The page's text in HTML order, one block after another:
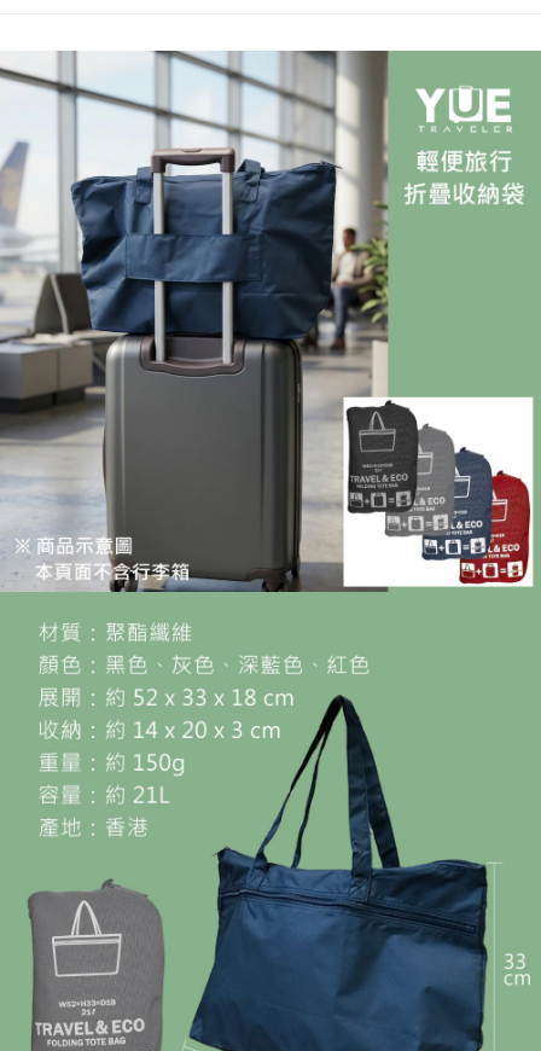
ATM／網路銀行／等多元方式進行付款，方視為交易完成。
※ 請注意：結帳手續完成當下不需立刻繳費，但若您需要取消訂單，請聯絡
購買商品的店家。未經商家同意取消之訂單仍視為有效，需透過AFTEE先享
後付繳納相關費用。
※ 交易是否成功請以「AFTEE先享後付 」之結帳頁面顯示為準，若有關於
是否繳費成功／繳費後需取消欲退款等相關疑問，請聯繫「AFTEE先享後付
客戶支援中心」https://netprotections.freshdesk.com/support/home
【注意事項】
１．透過由恩沛科技股份有限公司提供之「AFTEE先享後付」服務完成之交
易，需依本服務之必要範圍內提供個人資料，並將交易相關給付款項請求債
權轉讓予恩沛科技股份有限公司。
２．關於個人資料處理事宜，請瀏覽以下網址：
https://aftee.tw/terms/#terms3
３．未成年的使用者請事先徵得法定代理人或監護人之同意方可使用
「AFTEE先享後付」，若未經同意申辦者引起之損失，本公司不負相關責
任。
４．使用「AFTEE先享後付」時，將依據個別帳號之用戶狀況，依本公司即
時審查核予不同之上限額度；若仍有額度不足之情形，本公司將視審查結果
請求用戶進行身份認證。
５．嚴禁一人註冊多個帳號或使用他人資訊註冊。若發現惡意使用之情形，
恩沛科技股份有限公司將有權停止該用戶之使用額度並採取法律行動。
每筆NT$100，滿NT$799(含以上)免運費
付款後門市自取
免運費